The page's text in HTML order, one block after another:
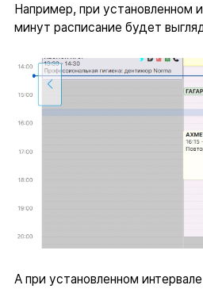
Например, при установленном
минут расписание будет
А при установленном